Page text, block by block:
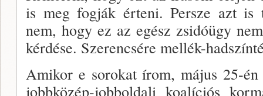
is meg fog­ják érteni. Persze azt is
nem, hogy ez az egész zsidó­ügy
kér­dése. Szerencsére mellék-
Amikor e sorokat írom, május 25-
jobbközép-­jobboldali koalíciós